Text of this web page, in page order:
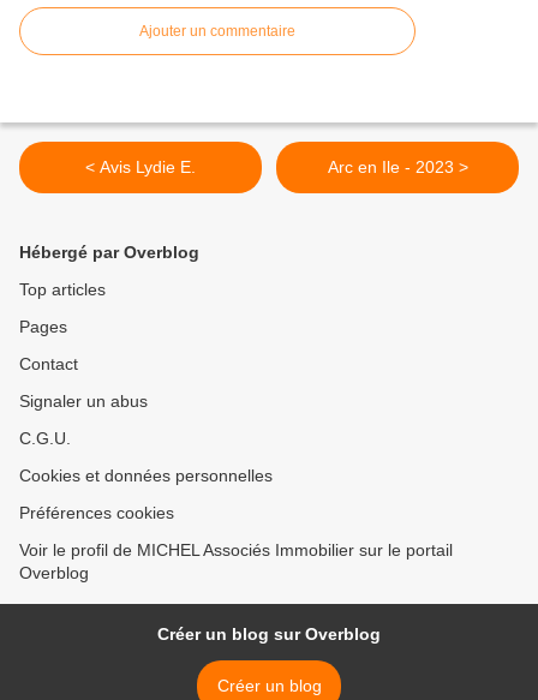
Ajouter un commentaire
< Avis Lydie E. Arc en Ile - 2023 >
Hébergé par Overblog
Top articles
Pages
Contact
Signaler un abus
C.G.U.
Cookies et données personnelles
Préférences cookies
Voir le profil de MICHEL Associés Immobilier sur le portail
Overblog
Créer un blog sur Overblog
Créer un blog